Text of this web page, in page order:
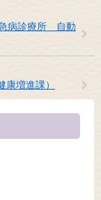
病診療所 自動
増進課）